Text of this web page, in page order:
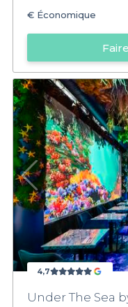
€ Économique
4,7
Under The Sea